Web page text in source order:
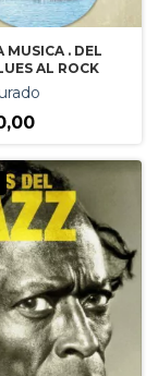
MUSICA . DEL
AL ROCK